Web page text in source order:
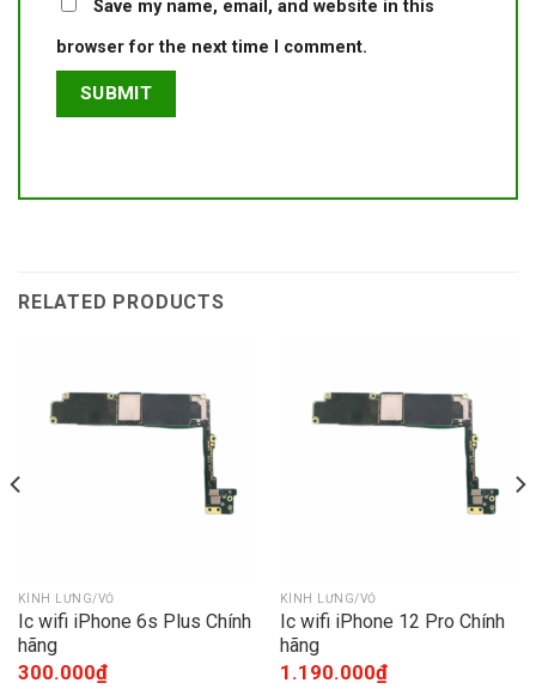
Save my name, email, and website in this
browser for the next time I comment.
RELATED PRODUCTS
KÍNH LƯNG/VỎ
Ic wifi iPhone 6s Plus Chính
hãng
300.000₫
KÍNH LƯNG/VỎ
Ic wifi iPhone 12 Pro Chính
hãng
1.190.000₫